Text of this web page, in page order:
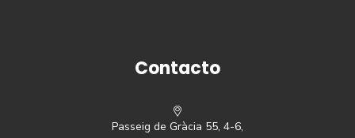
Contacto
Passeig de Gràcia 55, 4-6,